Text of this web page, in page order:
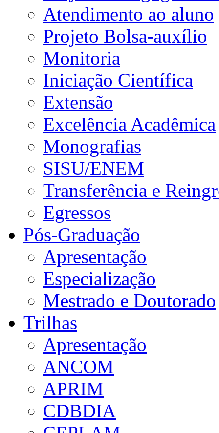
Atendimento ao aluno
Projeto Bolsa-auxílio
Monitoria
Iniciação Científica
Extensão
Excelência Acadêmica
Monografias
SISU/ENEM
Transferência e
Egressos
Pós-Graduação
Apresentação
Especialização
Mestrado e Doutorado
Trilhas
Apresentação
ANCOM
APRIM
CDBDIA